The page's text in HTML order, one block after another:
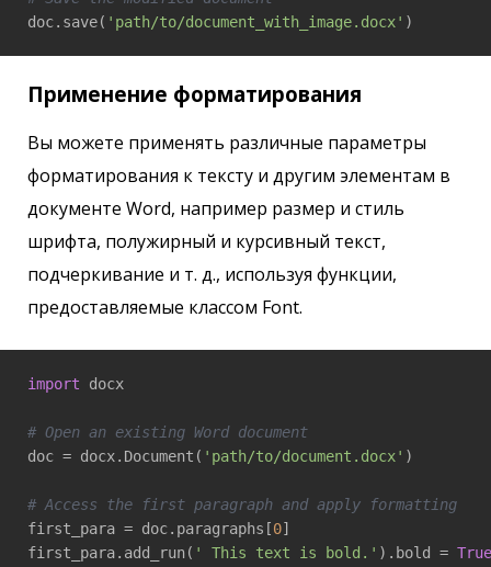
doc.save( 'path/to/document_with_image.docx' )
Применение форматирования
Вы можете применять различные параметры
форматирования к тексту и другим элементам в
документе Word, например размер и стиль
шрифта, полужирный и курсивный текст,
подчеркивание и т. д., используя функции,
предоставляемые классом Font.
import docx
# Open an existing Word document
doc = docx.Document( 'path/to/document.docx' )
# Access the first paragraph and apply formatting
first_para = doc.paragraphs[0]
first_para.add_run( ' This text is bold.' ).bold = True